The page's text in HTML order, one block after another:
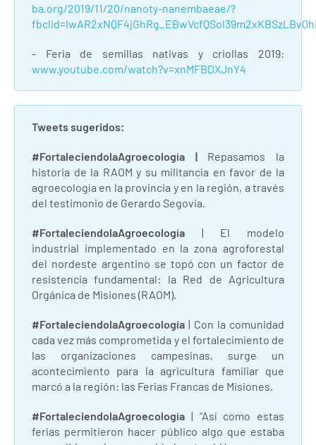
ba.org/2019/11/20/nanoty-nanembaeae/?
- Feria de semillas nativas y criollas 2019:
www.youtube.com/watch?v=xnMFBDXJnY4
Tweets sugeridos:
#FortaleciendolaAgroecología |Repasamos la
historia de la RAOM y su militancia en favor de la
agroecología en la provincia y en la región, a través
del testimonio de Gerardo Segovia.
#FortaleciendolaAgroecología | El modelo
industrial implementado en la zona agroforestal
del nordeste argentino se topó con un factor de
resistencia fundamental: la Red de Agricultura
Orgánica de Misiones (RAOM).
#FortaleciendolaAgroecología | Con la comunidad
cada vez más comprometida y el fortalecimiento de
las organizaciones campesinas, surge un
acontecimiento para la agricultura familiar que
marcó a la región: las Ferias Francas de Misiones.
#FortaleciendolaAgroecología | "Así como estas
ferias permitieron hacer público algo que estaba